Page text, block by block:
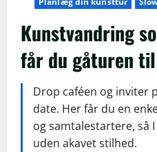
Kunstvandring
får du gåturen
Drop caféen og inviter
date. Her får du en
og samtalestartere, så
uden akavet stilhed.